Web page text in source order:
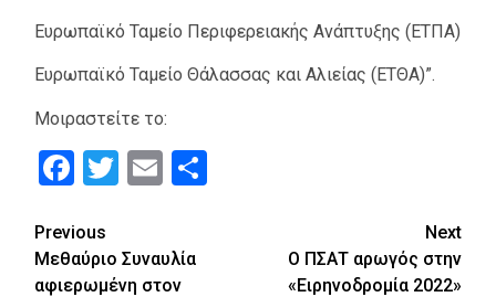
Ευρωπαϊκό Ταμείο Περιφερειακής Ανάπτυξης (ΕΤΠΑ)
Ευρωπαϊκό Ταμείο Θάλασσας και Αλιείας (ΕΤΘΑ)”.
Μοιραστείτε το:
Facebook
Twitter
Email
Continue
Reading
Previous
Μεθαύριο Συναυλία
αφιερωμένη στον
Next
O ΠΣΑΤ αρωγός στην
«Ειρηνοδρομία 2022»